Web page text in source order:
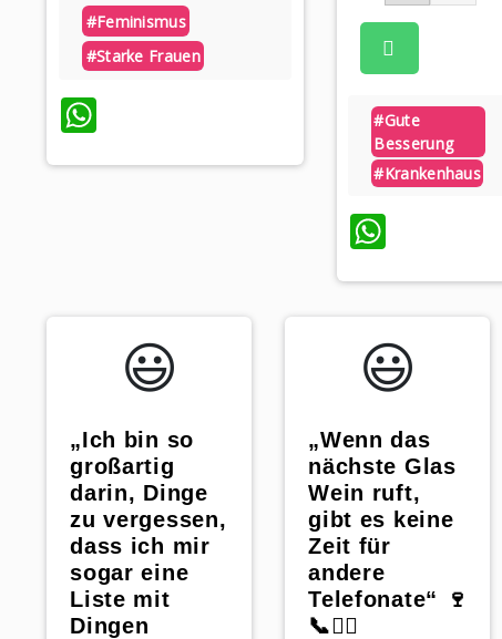
#feminismus
#starke Frauen
WhatsApp
#gute
Besserung
#krankenhaus
😃️
„Ich bin so
großartig
darin, Dinge
zu vergessen,
dass ich mir
sogar eine
Liste mit
Dingen
😃️
„Wenn das
nächste Glas
Wein ruft,
gibt es keine
Zeit für
andere
Telefonate“ 🍷
📞🤷‍♂️